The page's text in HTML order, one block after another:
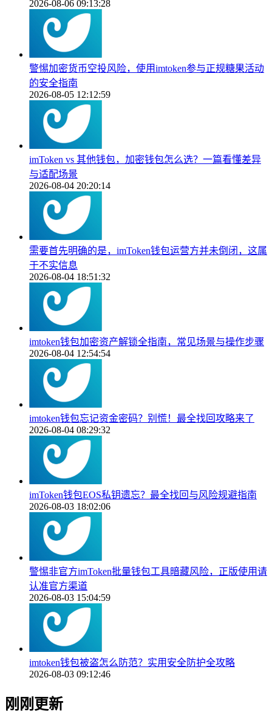
2026-08-06 09:13:28
警惕加密货币空投风险，使用imtoken参与正规糖果活动
的安全指南
2026-08-05 12:12:59
imToken vs 其他钱包，加密钱包怎么选？一篇看懂差异
与适配场景
2026-08-04 20:20:14
需要首先明确的是，imToken钱包运营方并未倒闭，这属
于不实信息
2026-08-04 18:51:32
imtoken钱包加密资产解锁全指南，常见场景与操作步骤
2026-08-04 12:54:54
imtoken钱包忘记资金密码？别慌！最全找回攻略来了
2026-08-04 08:29:32
imToken钱包EOS私钥遗忘？最全找回与风险规避指南
2026-08-03 18:02:06
警惕非官方imToken批量钱包工具暗藏风险，正版使用请
认准官方渠道
2026-08-03 15:04:59
imtoken钱包被盗怎么防范？实用安全防护全攻略
2026-08-03 09:12:46
刚刚更新